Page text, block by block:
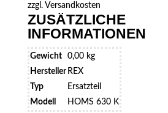
zzgl. Versandkosten
ZUSÄTZLICHE
INFORMATIONEN
Gewicht
0,00 kg
Hersteller REX
Typ
Ersatzteil
Modell
HOMS 630 K